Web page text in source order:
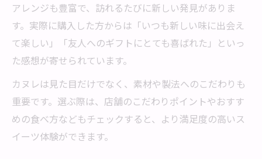
アレンジも豊富で、訪れるたびに新しい発見がありま
す。実際に購入した方からは「いつも新しい味に出会え
て楽しい」「友人へのギフトにとても喜ばれた」といっ
た感想が寄せられています。
カヌレは見た目だけでなく、素材や製法へのこだわりも
重要です。選ぶ際は、店舗のこだわりポイントやおすす
めの食べ方などもチェックすると、より満足度の高いス
イーツ体験ができます。